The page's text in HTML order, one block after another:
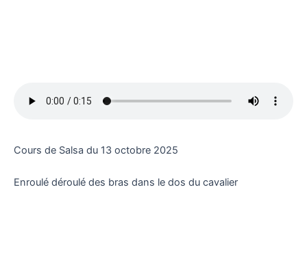
Cours de Salsa du 13 octobre 2025
Enroulé déroulé des bras dans le dos du cavalier